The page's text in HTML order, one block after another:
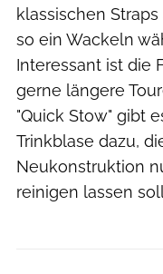
klassischen
so ein Wackeln
Interessant ist die
gerne längere
"Quick Stow" gibt
Trinkblase dazu,
Neukonstruktion
reinigen lassen